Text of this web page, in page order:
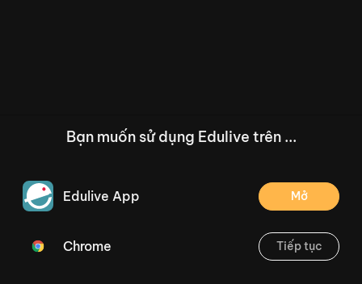
/--
Thoát
Bạn muốn sử dụng Edulive trên ...
Edulive App Mở
Chrome Tiếp tục